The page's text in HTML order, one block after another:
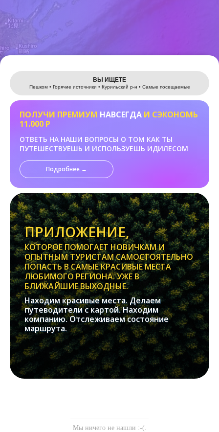
Leaflet
ВЫ ИЩЕТЕ
Пешком • Горячие источники • Курильский р-н • Самые посещаемые
ПОЛУЧИ ПРЕМИУМ НАВСЕГДА И СЭКОНОМЬ
11.000 Р
ОТВЕТЬ НА НАШИ ВОПРОСЫ О ТОМ КАК ТЫ
ПУТЕШЕСТВУЕШЬ И ИСПОЛЬЗУЕШЬ ИДИЛЕСОМ
Подробнее →
ПРИЛОЖЕНИЕ,
КОТОРОЕ ПОМОГАЕТ НОВИЧКАМ И
ОПЫТНЫМ ТУРИСТАМ САМОСТОЯТЕЛЬНО
ПОПАСТЬ В САМЫЕ КРАСИВЫЕ МЕСТА
ЛЮБИМОГО РЕГИОНА. УЖЕ В
БЛИЖАЙШИЕ ВЫХОДНЫЕ.
Находим красивые места. Делаем
путеводители с картой. Находим
компанию. Отслеживаем состояние
маршрута.
Мы ничего не нашли :-(.